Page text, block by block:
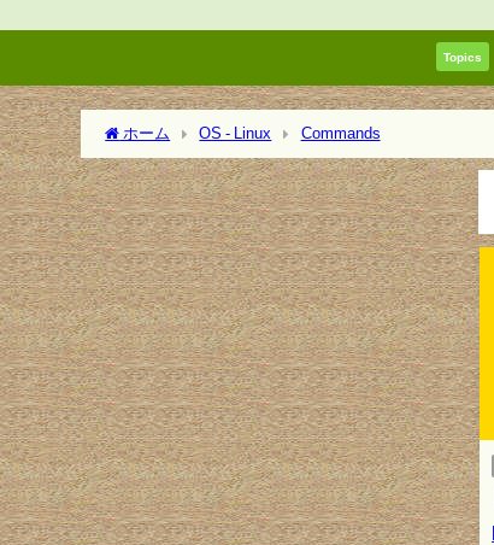
Topics
ホーム OS - Linux Commands